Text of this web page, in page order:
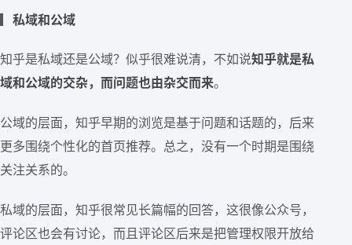
私域和公域
知乎是私域还是公域？似乎很难说清，不如说知乎就是私
域和公域的交杂，而问题也由杂交而来。
公域的层面，知乎早期的浏览是基于问题和话题的，后来
更多围绕个性化的首页推荐。总之，没有一个时期是围绕
关注关系的。
私域的层面，知乎很常见长篇幅的回答，这很像公众号，
评论区也会有讨论，而且评论区后来是把管理权限开放给